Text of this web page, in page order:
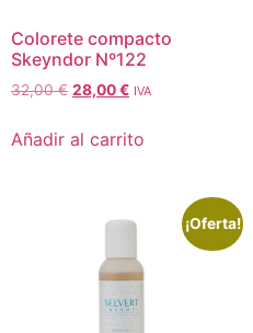
Colorete compacto
Skeyndor Nº122
32,00€ 28,00€ IVA
Añadir al carrito
¡Oferta!